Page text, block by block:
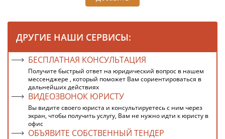
ДРУГИЕ НАШИ СЕРВИСЫ:
БЕСПЛАТНАЯ КОНСУЛЬТАЦИЯ
Получите быстрый ответ на юридический вопрос в нашем
мессенджере , который поможет Вам сориентироваться в
дальнейших действиях
ВИДЕОЗВОНОК ЮРИСТУ
Вы видите своего юриста и консультируетесь с ним через
экран, чтобы получить услугу, Вам не нужно идти к юристу в
офис
ОБЪЯВИТЕ СОБСТВЕННЫЙ ТЕНДЕР